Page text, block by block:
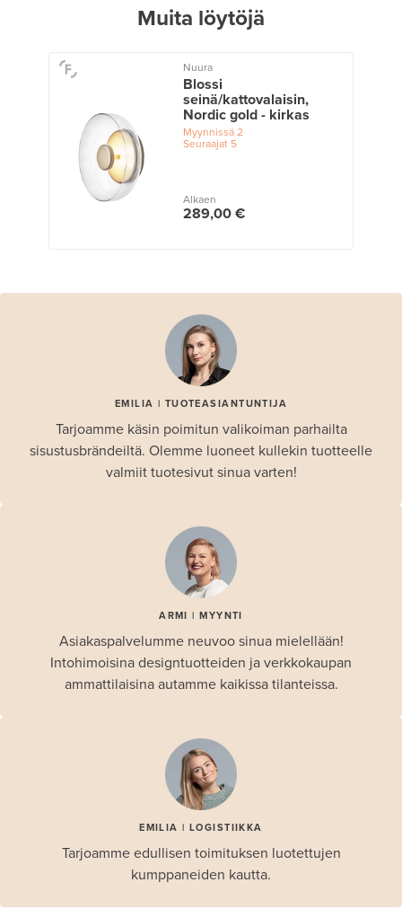
Muita löytöjä
Nuura
Blossi
seinä/kattovalaisin,
Nordic gold - kirkas
Myynnissä2
Seuraajat 5
Alkaen
289,00 €
EMILIA | TUOTEASIANTUNTIJA
Tarjoamme käsin poimitun valikoiman parhailta
sisustusbrändeiltä. Olemme luoneet kullekin tuotteelle
valmiit tuotesivut sinua varten!
ARMI | MYYNTI
Asiakaspalvelumme neuvoo sinua mielellään!
Intohimoisina designtuotteiden ja verkkokaupan
ammattilaisina autamme kaikissa tilanteissa.
EMILIA | LOGISTIIKKA
Tarjoamme edullisen toimituksen luotettujen
kumppaneiden kautta.